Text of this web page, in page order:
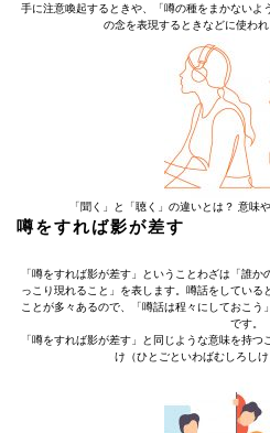
手に注意喚起するときや、「噂の種をまかないよ
の念を表現するときなどに使われ
「聞く」と「聴く」の違いとは？ 意味
噂をすれば影が差す
「噂をすれば影が差す」ということわざは「誰
っこり現れること」を表します。噂話をしている
ことが多々あるので、「噂話は程々にしておこ
です。
「噂をすれば影が差す」と同じような意味を持
け（ひとごといわばむしろしけ